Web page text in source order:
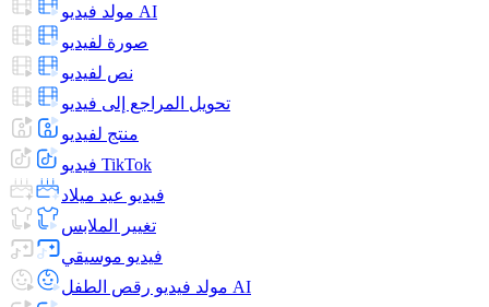
مولد فيديو AI
صورة لفيديو
نص لفيديو
تحويل المراجع إلى فيديو
منتج لفيديو
فيديو TikTok
فيديو عيد ميلاد
تغيير الملابس
فيديو موسيقي
مولد فيديو رقص الطفل AI